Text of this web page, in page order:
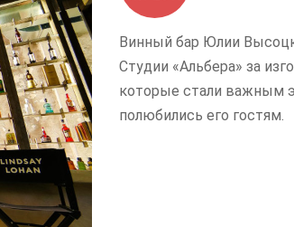
Винный бар Юлии
Студии «Альбера» за
которые стали важным
полюбились его гостям.